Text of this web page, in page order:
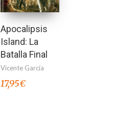
Apocalipsis
Island: La
Batalla Final
Vicente García
17,95€